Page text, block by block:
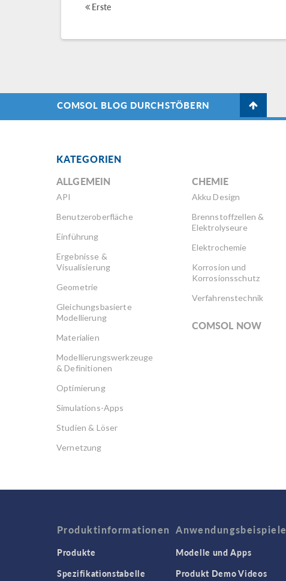
Erste
COMSOL BLOG DURCHSTÖBERN
KATEGORIEN
ALLGEMEIN
API
Benutzeroberfläche
Einführung
Ergebnisse &
Visualisierung
Geometrie
Gleichungsbasierte
Modellierung
Materialien
Modellierungswerkzeuge
& Definitionen
Optimierung
Simulations-Apps
Studien & Löser
Vernetzung
CHEMIE
Akku Design
Brennstoffzellen &
Elektrolyseure
Elektrochemie
Korrosion und
Korrosionsschutz
Verfahrenstechnik
COMSOL NOW
Produktinformationen
Produkte
Spezifikationstabelle
Anwendungsbeispiele
Modelle und Apps
Produkt Demo Videos